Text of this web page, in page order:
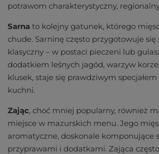
potrawom charakterystyczny,
Sarna to kolejny gatunek, którego
chude. Sarninę często przygotowuje się
klasyczny – w postaci pieczeni lub
dodatkiem leśnych jagód, warzyw
klusek, staje się prawdziwym
kuchni.
Zając, choć mniej popularny, również
miejsce w mazurskich menu. Jego
aromatyczne, doskonale komponujące
przyprawami i dodatkami. Zająca